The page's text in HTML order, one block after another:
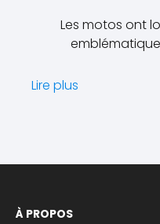
Les motos ont
Lire plus
À PROPOS